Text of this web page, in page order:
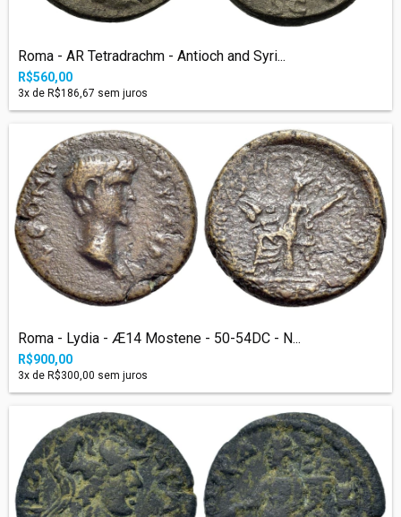
Roma - AR Tetradrachm - Antioch and Syri...
R$560,00
3x de R$186,67 sem juros
Roma - Lydia - Æ14 Mostene - 50-54DC - N...
R$900,00
3x de R$300,00 sem juros